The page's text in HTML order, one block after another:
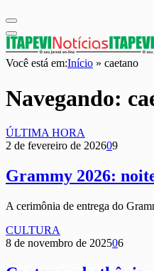
Você está em:Início » caetano
Navegando:
ÚLTIMA HORA
2 de fevereiro de 202609
Grammy 2026:
A cerimônia de entrega do
CULTURA
8 de novembro de 202506